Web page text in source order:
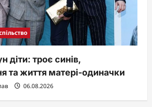
діти: троє синів,
та життя матері-одиначки
06.08.2026